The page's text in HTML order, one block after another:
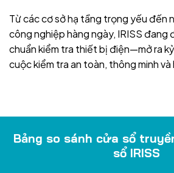
Từ các cơ sở hạ tầng trọng yếu đến
công nghiệp hàng ngày, IRISS đang
chuẩn kiểm tra thiết bị điện—mở ra
cuộc kiểm tra an toàn, thông minh và
Bảng so sánh cửa sổ
sổ IRISS